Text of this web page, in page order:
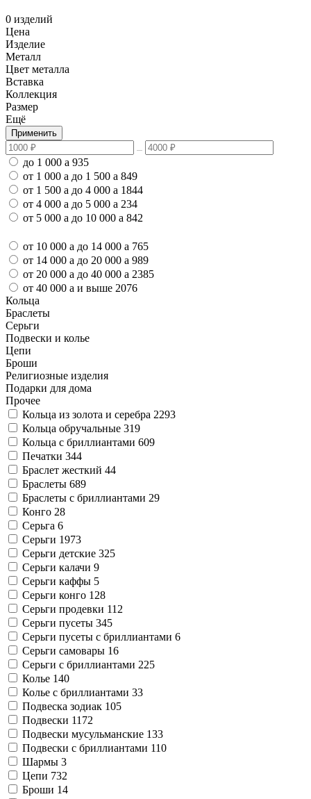
0 изделий
Цена
Изделие
Металл
Цвет металла
Вставка
Коллекция
Размер
Ещё
Применить
до 1 000 a 935
от 1 000 a до 1 500 a 849
от 1 500 a до 4 000 a 1844
от 4 000 a до 5 000 a 234
от 5 000 a до 10 000 a 842
от 10 000 a до 14 000 a 765
от 14 000 a до 20 000 a 989
от 20 000 a до 40 000 a 2385
от 40 000 a и выше 2076
Кольца
Браслеты
Серьги
Подвески и колье
Цепи
Броши
Религиозные изделия
Подарки для дома
Прочее
Кольца из золота и серебра 2293
Кольца обручальные 319
Кольца с бриллиантами 609
Печатки 344
Браслет жесткий 44
Браслеты 689
Браслеты с бриллиантами 29
Конго 28
Серьга 6
Серьги 1973
Серьги детские 325
Серьги калачи 9
Серьги каффы 5
Серьги конго 128
Серьги продевки 112
Серьги пусеты 345
Серьги пусеты с бриллиантами 6
Серьги самовары 16
Серьги с бриллиантами 225
Колье 140
Колье с бриллиантами 33
Подвеска зодиак 105
Подвески 1172
Подвески мусульманские 133
Подвески с бриллиантами 110
Шармы 3
Цепи 732
Броши 14